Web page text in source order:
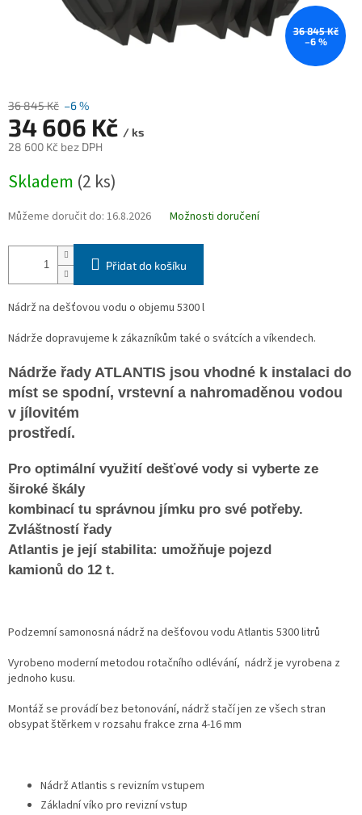
36 845 Kč
–6 %
36 845 Kč –6 %
34 606 Kč / ks
28 600 Kč bez DPH
cena:
Skladem (2 ks)
Můžeme doručit do: 16.8.2026 Možnosti doručení
Přidat do košíku
Nádrž na dešťovou vodu o objemu 5300 l
Nádrže dopravujeme k zákazníkům také o svátcích a víkendech.
Nádrže řady ATLANTIS jsou vhodné k instalaci do
míst se spodní, vrstevní a nahromaděnou vodou
v jílovitém
prostředí.
Pro optimální využití dešťové vody si vyberte ze
široké škály
kombinací tu správnou jímku pro své potřeby.
Zvláštností řady
Atlantis je její stabilita: umožňuje pojezd
kamionů do 12 t.
Podzemní samonosná nádrž na dešťovou vodu Atlantis 5300 litrů
Vyrobeno moderní metodou rotačního odlévání, nádrž je vyrobena z
jednoho kusu.
Montáž se provádí bez betonování, nádrž stačí jen ze všech stran
obsypat štěrkem v rozsahu frakce zrna 4-16 mm
Nádrž Atlantis s revizním vstupem
Základní víko pro revizní vstup